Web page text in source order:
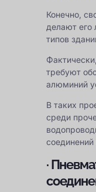
Конечно,
делают
типов
требуют
алюминий
В таких
среди
соединений
·